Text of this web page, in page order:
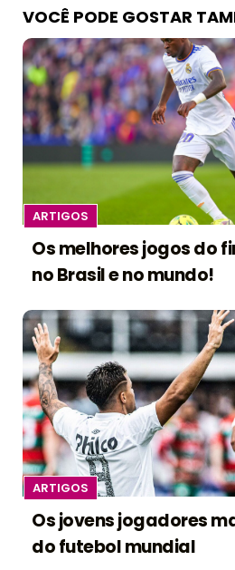
VOCÊ PODE GOSTAR
ARTIGOS
Os melhores jogos do
no Brasil e no mundo!
ARTIGOS
Os jovens jogadores
do futebol mundial